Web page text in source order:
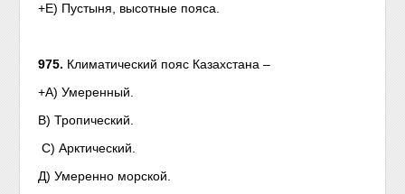
+Е) Пустыня, высотные пояса.
975. Климатический пояс Казахстана –
+А) Умеренный.
В) Тропический.
С) Арктический.
Д) Умеренно морской.